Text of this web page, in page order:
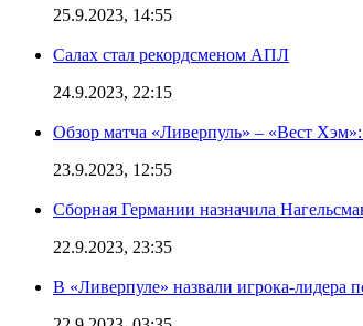
25.9.2023, 14:55
Салах стал рекордсменом АПЛ
24.9.2023, 22:15
Обзор матча «Ливерпуль» – «Вест
23.9.2023, 12:55
Сборная Германии назначила
22.9.2023, 23:35
В «Ливерпуле» назвали игрока-лидера